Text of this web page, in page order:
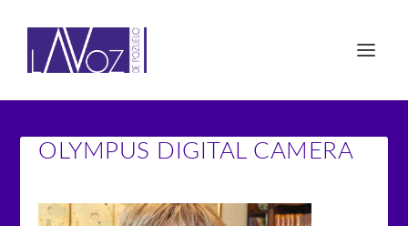
OLYMPUS DIGITAL CAMERA